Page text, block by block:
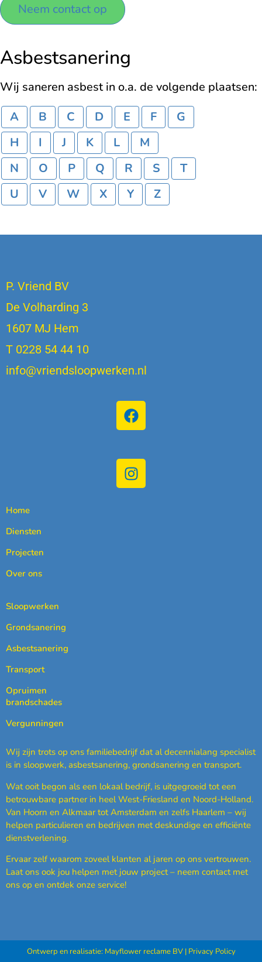
Neem contact op
Asbestsanering
Wij saneren asbest in o.a. de volgende plaatsen:
A
B C D E F
G
H
I J K L
M
N
O P Q R S
T
U
V W X Y Z
P. Vriend BV
De Volharding 3
1607 MJ Hem
T 0228 54 44 10
info@vriendsloopwerken.nl
Home
Diensten
Projecten
Over ons
Sloopwerken
Grondsanering
Asbestsanering
Transport
Opruimen
brandschades
Vergunningen
Wij zijn trots op ons familiebedrijf dat al decennialang specialist
is in sloopwerk, asbestsanering, grondsanering en transport.
Wat ooit begon als een lokaal bedrijf, is uitgegroeid tot een
betrouwbare partner in heel West-Friesland en Noord-Holland.
Van Hoorn en Alkmaar tot Amsterdam en zelfs Haarlem – wij
helpen particulieren en bedrijven met deskundige en efficiënte
dienstverlening.
Ervaar zelf waarom zoveel klanten al jaren op ons vertrouwen.
Laat ons ook jou helpen met jouw project – neem contact met
ons op en ontdek onze service!
Ontwerp en realisatie: Mayflower reclame BV| Privacy Policy